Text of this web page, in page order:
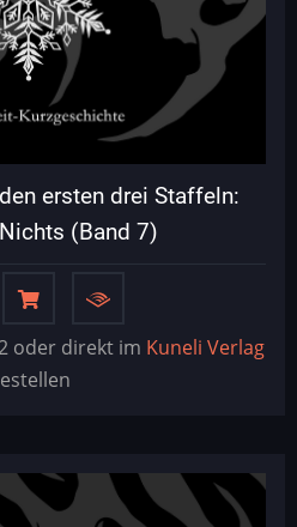
ersten drei Staffeln:
(Band 7)
oder direkt im Kuneli Verlag